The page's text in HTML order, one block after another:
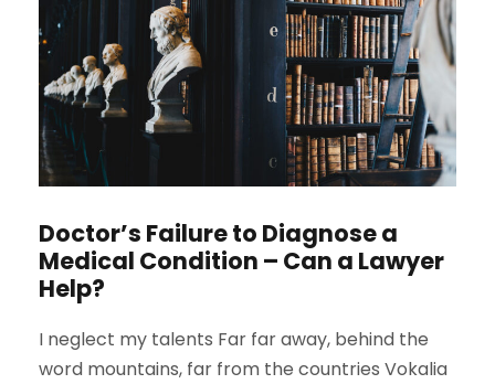
Doctor’s Failure to Diagnose a
Medical Condition – Can a Lawyer
Help?
I neglect my talents Far far away, behind the
word mountains, far from the countries Vokalia